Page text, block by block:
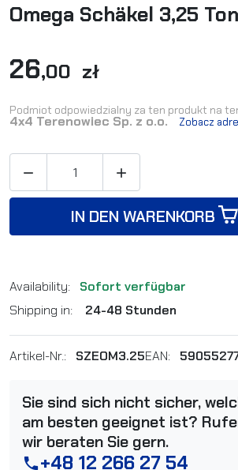
Omega Schäkel 3,25
26,00 zł
Podmiot odpowiedzialny za ten produkt na
4x4 Terenowiec Sp. z o.o. Zobacz
 
IN DEN WARENKORB
Availability:
Sofort verfügbar
Shipping in:
24-48 Stunden
Artikel-Nr.: SZEOM3.25EAN:
Sie sind sich nicht sicher,
am besten geeignet ist?
wir beraten Sie gern.
phone+48 12 266 27 54